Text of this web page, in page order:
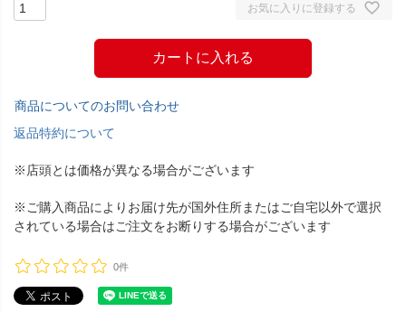
お気に入りに登録する
カートに入れる
商品についてのお問い合わせ
返品特約について
※店頭とは価格が異なる場合がございます
※ご購入商品によりお届け先が国外住所またはご自宅以外で選択
されている場合はご注文をお断りする場合がございます
0件